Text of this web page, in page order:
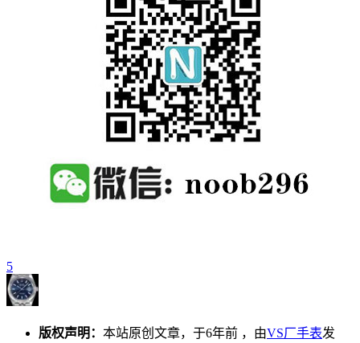
5
版权声明： 本站原创文章，于6年前 ，由VS厂手表发